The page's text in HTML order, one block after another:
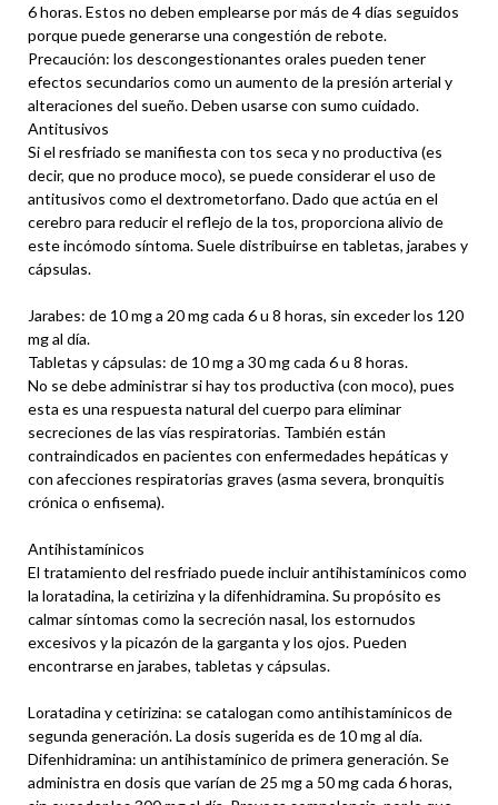
6 horas. Estos no deben emplearse por más de 4 días seguidos
porque puede generarse una congestión de rebote.
Precaución: los descongestionantes orales pueden tener
efectos secundarios como un aumento de la presión arterial y
alteraciones del sueño. Deben usarse con sumo cuidado.
Antitusivos
Si el resfriado se manifiesta con tos seca y no productiva (es
decir, que no produce moco), se puede considerar el uso de
antitusivos como el dextrometorfano. Dado que actúa en el
cerebro para reducir el reflejo de la tos, proporciona alivio de
este incómodo síntoma. Suele distribuirse en tabletas, jarabes y
cápsulas.
Jarabes: de 10 mg a 20 mg cada 6 u 8 horas, sin exceder los 120
mg al día.
Tabletas y cápsulas: de 10 mg a 30 mg cada 6 u 8 horas.
No se debe administrar si hay tos productiva (con moco), pues
esta es una respuesta natural del cuerpo para eliminar
secreciones de las vías respiratorias. También están
contraindicados en pacientes con enfermedades hepáticas y
con afecciones respiratorias graves (asma severa, bronquitis
crónica o enfisema).
Antihistamínicos
El tratamiento del resfriado puede incluir antihistamínicos como
la loratadina, la cetirizina y la difenhidramina. Su propósito es
calmar síntomas como la secreción nasal, los estornudos
excesivos y la picazón de la garganta y los ojos. Pueden
encontrarse en jarabes, tabletas y cápsulas.
Loratadina y cetirizina: se catalogan como antihistamínicos de
segunda generación. La dosis sugerida es de 10 mg al día.
Difenhidramina: un antihistamínico de primera generación. Se
administra en dosis que varían de 25 mg a 50 mg cada 6 horas,